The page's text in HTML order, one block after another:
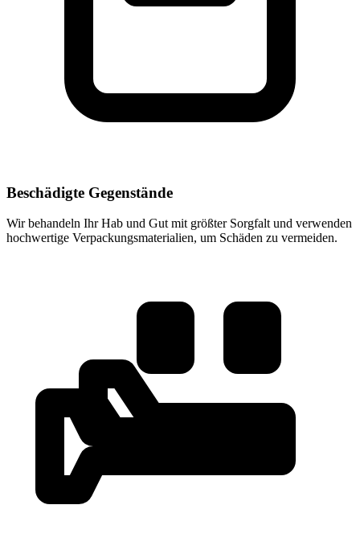
Beschädigte Gegenstände
Wir behandeln Ihr Hab und Gut mit größter Sorgfalt und verwenden
hochwertige Verpackungsmaterialien, um Schäden zu vermeiden.